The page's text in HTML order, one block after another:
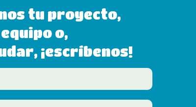
tu proyecto,
o,
¡escríbenos!